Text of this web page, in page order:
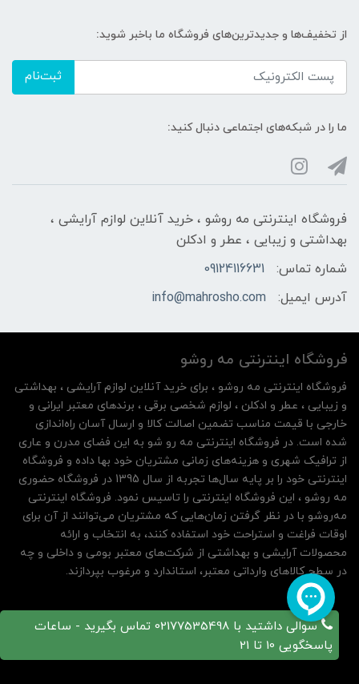
از تخفیف‌ها و جدیدترین‌های فروشگاه ما باخبر شوید:
ثبت‌نام
ما را در شبکه‌های اجتماعی دنبال کنید:
فروشگاه اینترنتی مه‌ رو‌شو ، خرید آنلاین لوازم آرایشی ،
بهداشتی و زیبایی ، عطر و ادکلن
شماره تماس:
09124116631
آدرس ایمیل:
info@mahrosho.com
سوالی داشتید با 02177535498 تماس بگیرید - ساعات
پاسخگویی 10 تا 21
فروشگاه اینترنتی مه‌ رو‌شو
فروشگاه اینترنتی مه‌ رو‌شو ، برای خرید آنلاین لوازم آرایشی ، بهداشتی
و زیبایی ، عطر و ادکلن ، لوازم شخصی برقی ، برندهای معتبر ایرانی و
خارجی با قیمت مناسب تضمین اصالت کالا و ارسال آسان راه‌اندازی
شده است. در فروشگاه اینترنتی مه رو شو به این فضای مدرن و عاری
از ترافیک شهری و هزینه‌های زمانی مشتریان خود بها داده و فروشگاه
اینترنتی خود را بر پایه سال‌ها تجربه از سال 1395 در فروشگاه حضوری
مه روشو ، این فروشگاه اینترنتی را تاسیس نمود. فروشگاه اینترنتی
مه‌رو‌شو با در نظر گرفتن زمان‌هایی که مشتریان می‌توانند از آن‌ برای
اوقات فراغت و استراحت خود استفاده کنند، به انتخاب و ارائه
محصولات آرایشی و بهداشتی از شرکت‌های معتبر بومی و داخلی و چه
در سطح کالاهای وارداتی معتبر، استاندارد و مرغوب بپردازند.